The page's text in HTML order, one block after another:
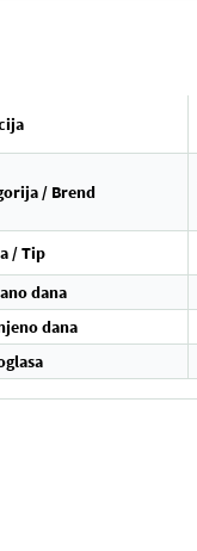
/ Brend
/ Tip
dana
dana